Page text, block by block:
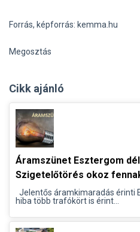
Forrás, képforrás: kemma.hu
Megosztás
Cikk ajánló
Áramszünet Esztergom
Szigetelőtörés okoz
Jelentős áramkimaradás érinti
hiba több trafókört is érint...